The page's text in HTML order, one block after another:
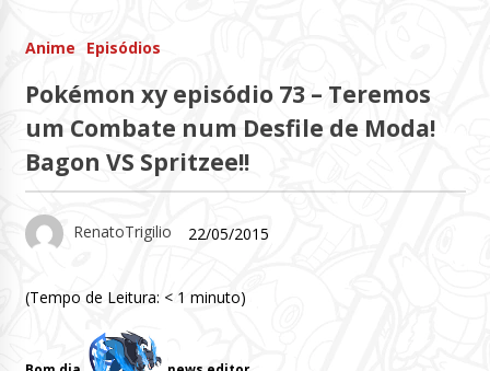
Anime Episódios
Pokémon xy episódio 73 – Teremos
um Combate num Desfile de Moda!
Bagon VS Spritzee!!
RenatoTrigilio 22/05/2015
(Tempo de Leitura: < 1 minuto)